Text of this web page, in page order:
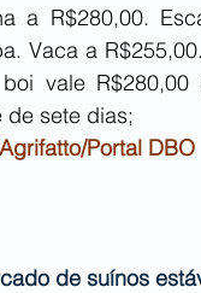
a R$280,00.
Vaca a
vale R$280,00
de sete dias;
Portal DBO
de suínos